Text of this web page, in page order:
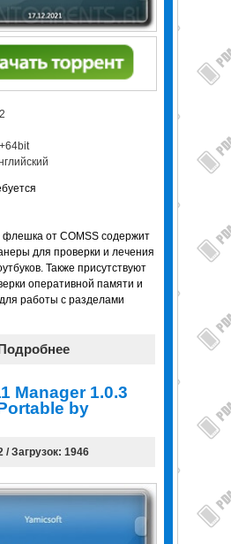
флешка от COMSS содержит
для проверки и лечения
Также присутствуют
оперативной памяти и
работы с разделами
Подробнее
Manager 1.0.3
by
/ Загрузок: 1946